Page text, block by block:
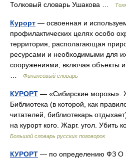
Толковый словарь Ушакова …
Курорт — освоенная и
профилактических целях особо
территория, располагающая
ресурсами и необходимыми для
сооружениями, включая объекты
Финансовый словарь
КУРОРТ — «Сибирские морозы».
Библиотека (в которой, как
читателей, библиотекарь
на курорт кого. Жарг. угол. Убить
Большой словарь русских поговорок
КУРОРТ — по определению ФЗ О